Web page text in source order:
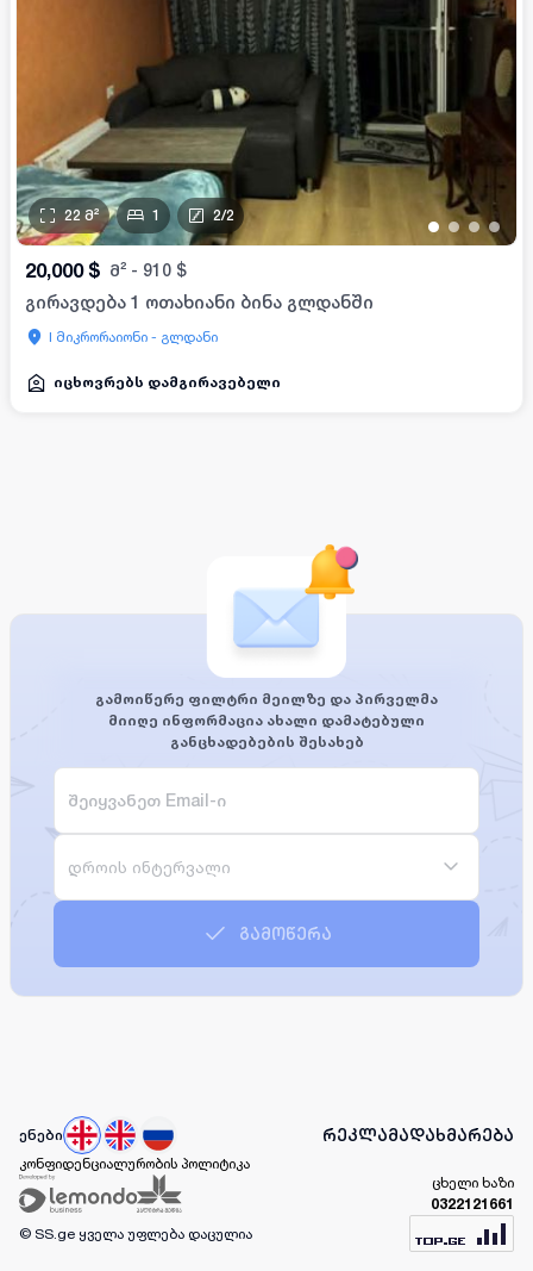
• •••
22 მ² 1 2/2
20,000 $ მ² - 910 $
გირავდება 1 ოთახიანი ბინა გლდანში
I მიკრორაიონი - გლდანი
იცხოვრებს დამგირავებელი
გამოიწერე ფილტრი მეილზე და პირველმა
მიიღე ინფორმაცია ახალი დამატებული
განცხადებების შესახებ
დროის ინტერვალი
გამოწერა
ენები რეკლამადახმარება
კონფიდენციალურობის პოლიტიკა
ცხელი ხაზი
0322121661
© SS.ge ყველა უფლება დაცულია